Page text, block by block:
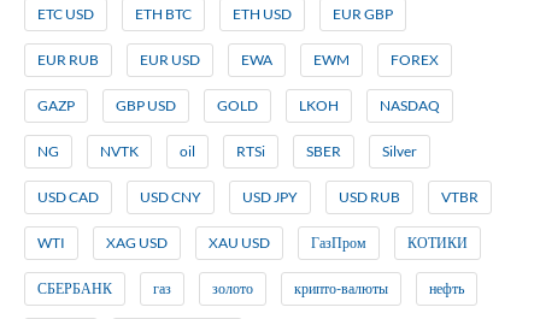
ETC USD ETH BTC ETH USD EUR GBP
EUR RUB EUR USD EWA EWM FOREX
GAZP GBP USD GOLD LKOH NASDAQ
NG NVTK oil RTSi SBER Silver
USD CAD USD CNY USD JPY USD RUB VTBR
WTI XAG USD XAU USD ГазПром КОТИКИ
СБЕРБАНК газ золото крипто-валюты нефть